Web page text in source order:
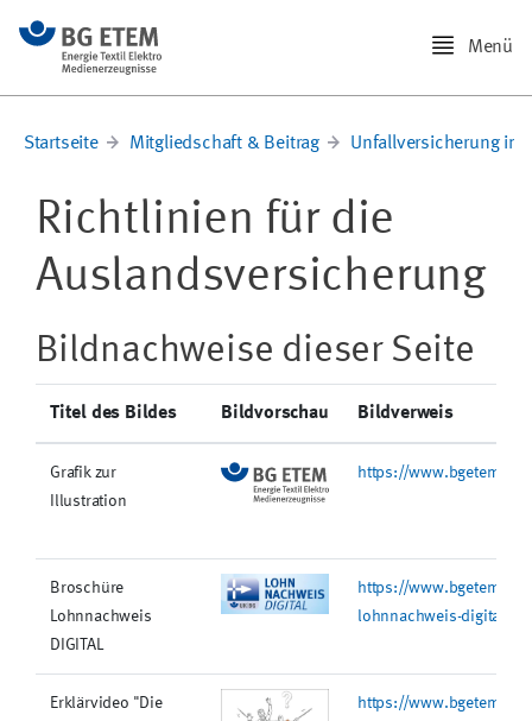
Menü
Startseite Mitgliedschaft & Beitrag Unfallversicherung im
Richtlinien für die
Auslandsversicherung
Bildnachweise dieser Seite
Titel des Bildes Bildvorschau Bildverweis
Grafik zur
Illustration
https://
Broschüre
Lohnnachweis
DIGITAL
https://
lohnnachweis-digital
Erklärvideo "Die
https://